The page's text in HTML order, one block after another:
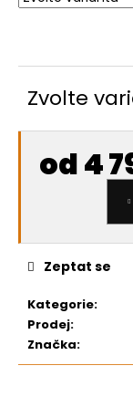
Zvolte
od4
Kategorie:
Prodej:
Značka:
Zeptat se